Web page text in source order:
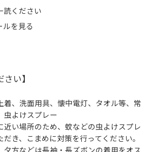
読ください
ルを見る
い】
着、洗面用具、懐中電灯、タオル等、常
虫よけスプレー
近い場所のため、蚊などの虫よけスプレ
き、こまめに対策を行ってください。
夕方などは長袖・長ズボンの着用をオス